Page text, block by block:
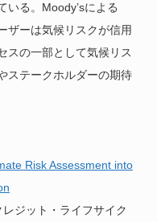
いる。Moody’sによる
ザーは気候リスクが信用
スの一部として気候リス
ステークホルダーの期待
Risk Assessment into
ジット・ライフサイク